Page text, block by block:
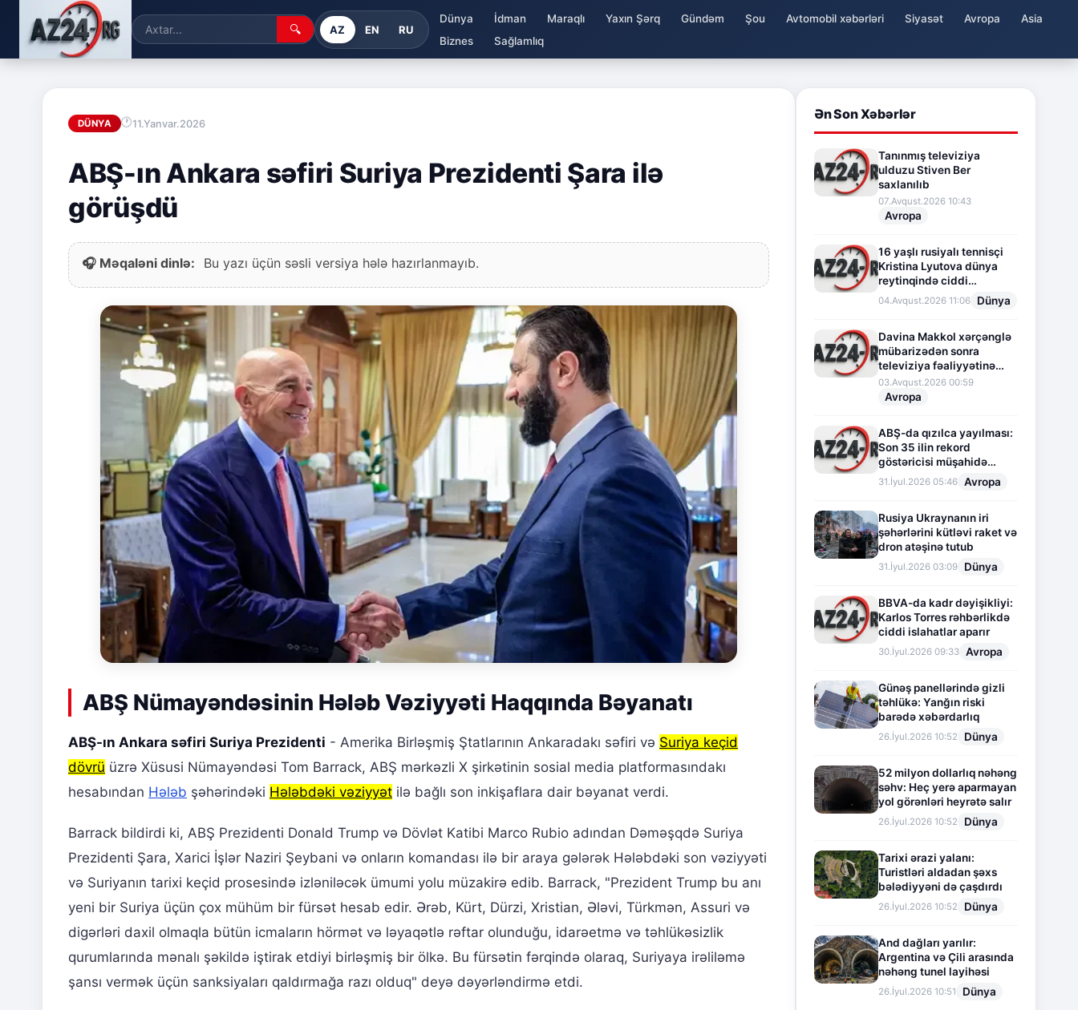
🔍 AZ EN RU
Dünya İdman Maraqlı Yaxın Şərq Gündəm Şou Avtomobil xəbərləri Siyasət Avropa
Asia
Biznes
Sağlamlıq
DÜNYA 11.Yanvar.2026
ABŞ-ın Ankara səfiri Suriya Prezidenti Şara ilə
görüşdü
🎧 Məqaləni dinlə: Bu yazı üçün səsli versiya hələ hazırlanmayıb.
ABŞ Nümayəndəsinin Hələb Vəziyyəti Haqqında Bəyanatı
ABŞ-ın Ankara səfiri Suriya Prezidenti - Amerika Birləşmiş Ştatlarının Ankaradakı səfiri və Suriya keçid
dövrü üzrə Xüsusi Nümayəndəsi Tom Barrack, ABŞ mərkəzli X şirkətinin sosial media platformasındakı
hesabından Hələb şəhərindəki Hələbdəki vəziyyət ilə bağlı son inkişaflara dair bəyanat verdi.
Barrack bildirdi ki, ABŞ Prezidenti Donald Trump və Dövlət Katibi Marco Rubio adından Dəməşqdə Suriya
Prezidenti Şara, Xarici İşlər Naziri Şeybani və onların komandası ilə bir araya gələrək Hələbdəki son vəziyyəti
və Suriyanın tarixi keçid prosesində izləniləcək ümumi yolu müzakirə edib. Barrack, "Prezident Trump bu anı
yeni bir Suriya üçün çox mühüm bir fürsət hesab edir. Ərəb, Kürt, Dürzi, Xristian, Ələvi, Türkmən, Assuri və
digərləri daxil olmaqla bütün icmaların hörmət və ləyaqətlə rəftar olunduğu, idarəetmə və təhlükəsizlik
qurumlarında mənalı şəkildə iştirak etdiyi birləşmiş bir ölkə. Bu fürsətin fərqində olaraq, Suriyaya irəliləmə
şansı vermək üçün sanksiyaları qaldırmağa razı olduq" deyə dəyərləndirmə etdi.
Ən Son Xəbərlər
Tanınmış televiziya
ulduzu Stiven Ber
saxlanılıb
07.Avqust.2026 10:43
Avropa
16 yaşlı rusiyalı tennisçi
Kristina Lyutova dünya
reytinqində ciddi
irəliləyişə imza atdı
04.Avqust.2026 11:06 Dünya
Davina Makkol xərçənglə
mübarizədən sonra
televiziya fəaliyyətinə
fasilə verir
03.Avqust.2026 00:59
Avropa
ABŞ-da qızılca yayılması:
Son 35 ilin rekord
göstəricisi müşahidə
olunur
31.İyul.2026 05:46 Avropa
Rusiya Ukraynanın iri
şəhərlərini kütləvi raket və
dron atəşinə tutub
31.İyul.2026 03:09 Dünya
BBVA-da kadr dəyişikliyi:
Karlos Torres rəhbərlikdə
ciddi islahatlar aparır
30.İyul.2026 09:33 Avropa
Günəş panellərində gizli
təhlükə: Yanğın riski
barədə xəbərdarlıq
26.İyul.2026 10:52 Dünya
52 milyon dollarlıq nəhəng
səhv: Heç yerə aparmayan
yol görənləri heyrətə salır
26.İyul.2026 10:52 Dünya
Tarixi ərazi yalanı:
Turistləri aldadan şəxs
bələdiyyəni də çaşdırdı
26.İyul.2026 10:52 Dünya
And dağları yarılır:
Argentina və Çili arasında
nəhəng tunel layihəsi
26.İyul.2026 10:51 Dünya